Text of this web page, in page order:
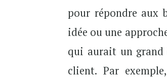
pour répondre aux
idée ou une
qui aurait un grand
client. Par